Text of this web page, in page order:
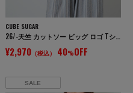
CUBE SUGAR
26/-天竺 カットソー ビッグ ロゴ Tシャツ
¥2,970（税込） 40%OFF
SALE